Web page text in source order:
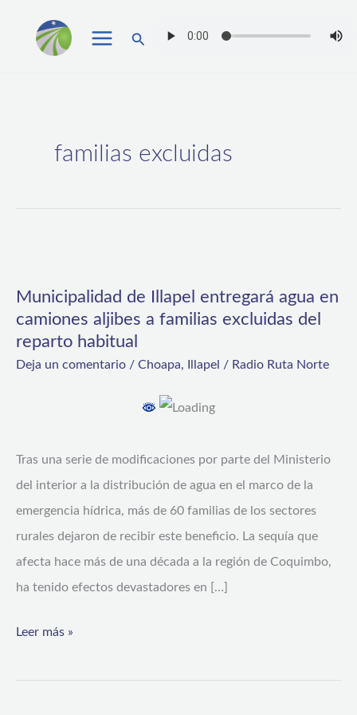
Buscar
familias excluidas
Municipalidad de Illapel entregará agua en
camiones aljibes a familias excluidas del
reparto habitual
Deja un comentario / Choapa, Illapel / Radio Ruta Norte
Tras una serie de modificaciones por parte del Ministerio
del interior a la distribución de agua en el marco de la
emergencia hídrica, más de 60 familias de los sectores
rurales dejaron de recibir este beneficio. La sequía que
afecta hace más de una década a la región de Coquimbo,
ha tenido efectos devastadores en […]
Illapel
a
familias
excluidas
del
reparto
habitual
Leer más »